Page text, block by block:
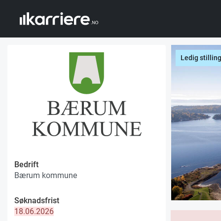
Bedrift
Bærum kommune
Søknadsfrist
18.06.2026
Ledig stilling